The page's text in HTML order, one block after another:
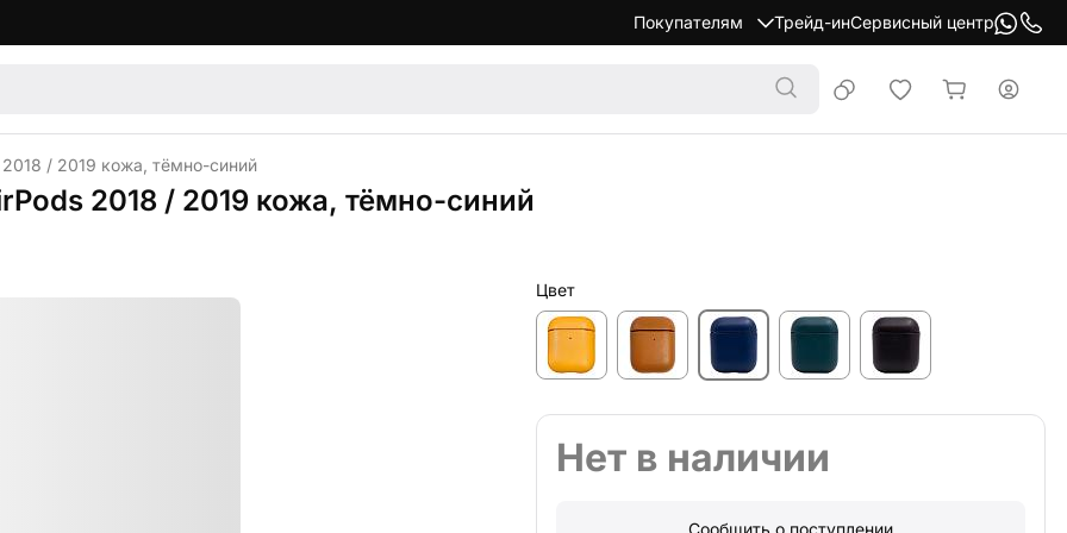
Покупателям Трейд-инСервисный центр
2018 / 2019 кожа, тёмно-синий
2018 / 2019 кожа, тёмно-синий
Цвет
Нет в наличии
Сообщить о поступлении